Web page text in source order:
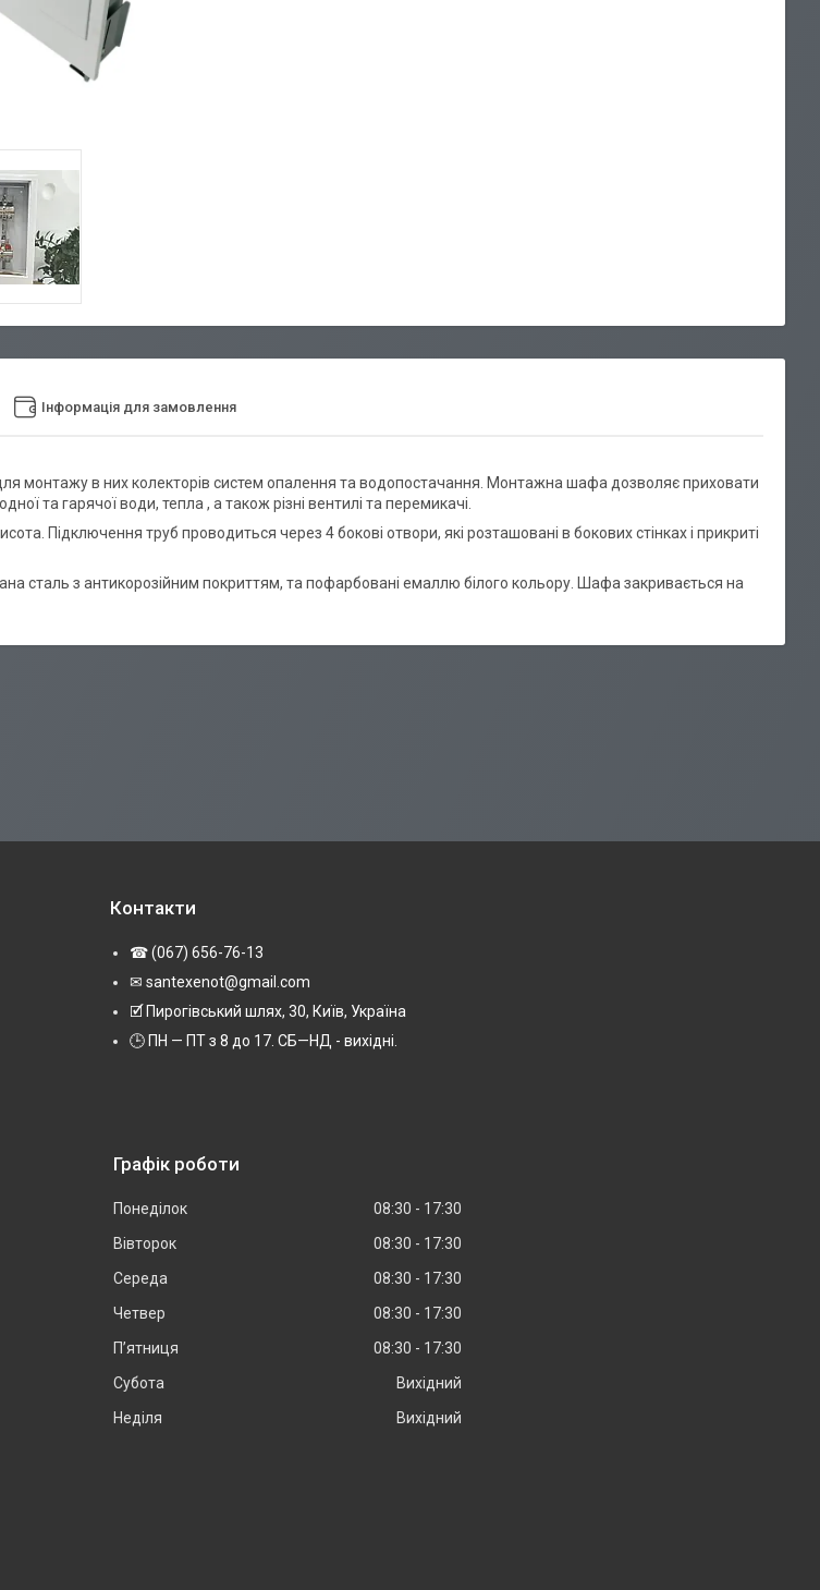
Інформація для замовлення
монтажу в них колекторів систем опалення та водопостачання. Монтажна шафа дозволяє приховати
та гарячої води, тепла , а також різні вентилі та перемикачі.
Підключення труб проводиться через 4 бокові отвори, які розташовані в бокових стінках і прикриті
сталь з антикорозійним покриттям, та пофарбовані емаллю білого кольору. Шафа закривається на
Контакти
☎ (067) 656-76-13
✉ santexenot@gmail.com
🗹 Пирогівський шлях, 30, Київ, Україна
🕒 ПН — ПТ з 8 до 17. СБ—НД - вихідні.
Графік роботи
Понеділок 08:30
17:30
Вівторок
08:30
17:30
Середа
08:30
17:30
Четвер
08:30
17:30
Пʼятниця
08:30
17:30
Субота
Вихідний
Неділя
Вихідний